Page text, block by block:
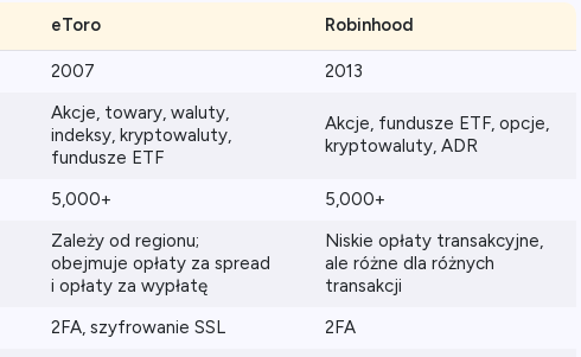
eToro Robinhood
2007 2013
Akcje, towary, waluty,
indeksy, kryptowaluty,
fundusze ETF
Akcje, fundusze ETF, opcje,
kryptowaluty, ADR
5,000+ 5,000+
Zależy od regionu;
obejmuje opłaty za spread
i opłaty za wypłatę
Niskie opłaty transakcyjne,
ale różne dla różnych
transakcji
2FA, szyfrowanie SSL
2FA